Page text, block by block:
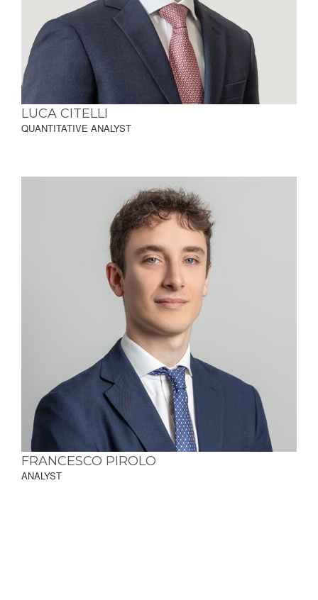
LUCA CITELLI
QUANTITATIVE ANALYST
FRANCESCO PIROLO
ANALYST